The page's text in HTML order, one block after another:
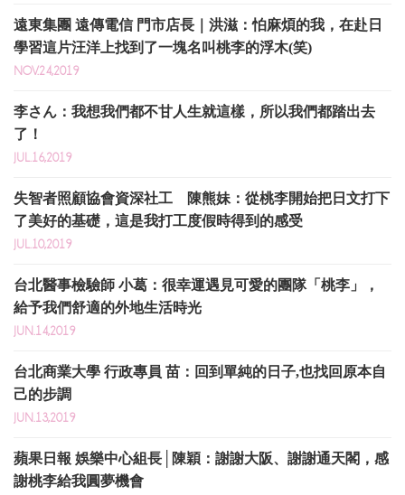
遠東集團 遠傳電信 門市店長｜洪滋：怕麻煩的我，在赴日
學習這片汪洋上找到了一塊名叫桃李的浮木(笑)
NOV.24,2019
李さん：我想我們都不甘人生就這樣，所以我們都踏出去
了！
JUL.16,2019
失智者照顧協會資深社工 陳熊妹：從桃李開始把日文打下
了美好的基礎，這是我打工度假時得到的感受
JUL.10,2019
台北醫事檢驗師 小葛：很幸運遇見可愛的團隊「桃李」，
給予我們舒適的外地生活時光
JUN.14,2019
台北商業大學 行政專員 苗：回到單純的日子,也找回原本自
己的步調
JUN.13,2019
蘋果日報 娛樂中心組長│陳穎：謝謝大阪、謝謝通天閣，感
謝桃李給我圓夢機會